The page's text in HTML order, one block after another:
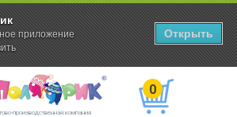
производственная компания
0
приложение
Открыть